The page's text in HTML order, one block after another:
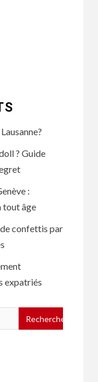
? Guide
:
tout âge
confettis par
expatriés